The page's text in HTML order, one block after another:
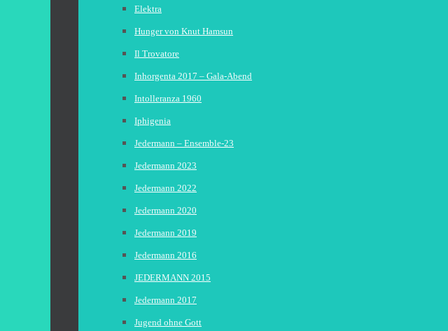
Elektra
Hunger von Knut Hamsun
Il Trovatore
Inhorgenta 2017 – Gala-Abend
Intolleranza 1960
Iphigenia
Jedermann – Ensemble-23
Jedermann 2023
Jedermann 2022
Jedermann 2020
Jedermann 2019
Jedermann 2016
JEDERMANN 2015
Jedermann 2017
Jugend ohne Gott